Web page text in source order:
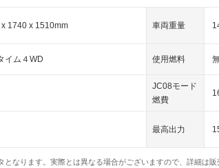
1740 x 1510mm 車両重量
イム４WD 使用燃料
JC08モード
燃費
最高出力
なります。実際とは異なる場合がございますので、詳細は販